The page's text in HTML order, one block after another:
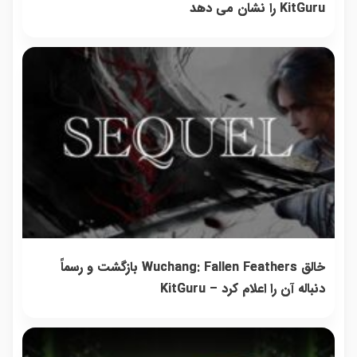
KitGuru را نشان می دهد
خالق Wuchang: Fallen Feathers بازگشت و رسماً
دنباله آن را اعلام کرد – KitGuru